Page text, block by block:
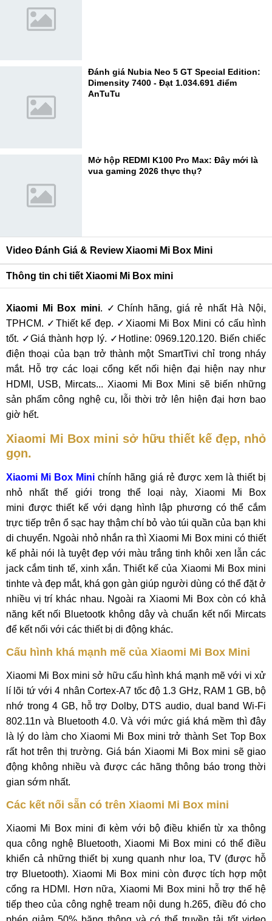
Đánh giá Nubia Neo 5 GT Special Edition:
Dimensity 7400 - Đạt 1.034.691 điểm
AnTuTu
Mở hộp REDMI K100 Pro Max: Đây mới là
vua gaming 2026 thực thụ?
Video Đánh Giá & Review Xiaomi Mi Box Mini
Thông tin chi tiết Xiaomi Mi Box mini
Xiaomi Mi Box mini. ✓Chính hãng, giá rẻ nhất Hà Nội,
TPHCM. ✓Thiết kế đẹp. ✓Xiaomi Mi Box Mini có cấu hình
tốt. ✓Giá thành hợp lý. ✓Hotline: 0969.120.120. Biến chiếc
điện thoại của bạn trở thành một SmartTivi chỉ trong nháy
mắt. Hỗ trợ các loại cổng kết nối hiện đại hiện nay như
HDMI, USB, Mircats... Xiaomi Mi Box Mini sẽ biến những
sản phẩm công nghệ cu, lỗi thời trở lên hiện đại hơn bao
giờ hết.
Xiaomi Mi Box mini sở hữu thiết kế đẹp, nhỏ
gọn.
Xiaomi Mi Box Mini chính hãng giá rẻ được xem là thiết bị
nhỏ nhất thế giới trong thể loại này, Xiaomi Mi Box
mini được thiết kế với dạng hình lập phương có thể cắm
trực tiếp trên ổ sạc hay thậm chí bỏ vào túi quần của bạn khi
di chuyển. Ngoài nhỏ nhắn ra thì Xiaomi Mi Box mini có thiết
kế phải nói là tuyệt đẹp với màu trắng tinh khôi xen lẫn các
jack cắm tinh tế, xinh xắn. Thiết kế của Xiaomi Mi Box mini
tinhte và đẹp mắt, khá gọn gàn giúp người dùng có thể đặt ở
nhiều vị trí khác nhau. Ngoài ra Xiaomi Mi Box còn có khả
năng kết nối Bluetootk không dây và chuẩn kết nối Mircats
để kết nối với các thiết bị di động khác.
Cấu hình khá mạnh mẽ của Xiaomi Mi Box Mini
Xiaomi Mi Box mini sở hữu cấu hình khá mạnh mẽ với vi xử
lí lõi tứ với 4 nhân Cortex-A7 tốc độ 1.3 GHz, RAM 1 GB, bộ
nhớ trong 4 GB, hỗ trợ Dolby, DTS audio, dual band Wi-Fi
802.11n và Bluetooth 4.0. Và với mức giá khá mềm thì đây
là lý do làm cho Xiaomi Mi Box mini trở thành Set Top Box
rất hot trên thị trường. Giá bán Xiaomi Mi Box mini sẽ giao
động không nhiều và được các hãng thông báo trong thời
gian sớm nhất.
Các kết nối sẵn có trên Xiaomi Mi Box mini
Xiaomi Mi Box mini đi kèm với bộ điều khiển từ xa thông
qua công nghệ Bluetooth, Xiaomi Mi Box mini có thể điều
khiển cả những thiết bị xung quanh như loa, TV (được hỗ
trợ Bluetooth). Xiaomi Mi Box mini còn được tích hợp một
cổng ra HDMI. Hơn nữa, Xiaomi Mi Box mini hỗ trợ thế hệ
tiếp theo của công nghệ tream nội dung h.265, điều đó cho